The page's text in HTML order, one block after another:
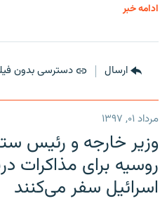
ادامه خبر
ارسال دسترسی بدون
مرداد ۰۱, ۱۳۹۷
وزیر خارجه و رئیس‌
روسیه برای مذاکرات
اسرائیل سفر می‌کنند